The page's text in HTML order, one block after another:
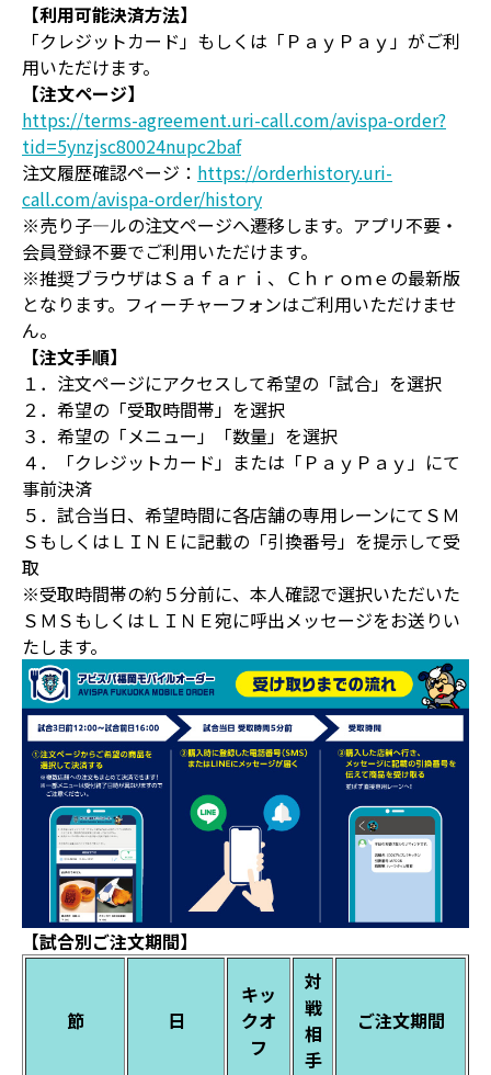
【利用可能決済方法】
「クレジットカード」もしくは「ＰａｙＰａｙ」がご利
用いただけます。
【注文ページ】
https://terms-agreement.uri-call.com/avispa-order?
tid=5ynzjsc80024nupc2baf
注文履歴確認ページ： https://orderhistory.uri-
call.com/avispa-order/history
※売り子―ルの注文ページへ遷移します。アプリ不要・
会員登録不要でご利用いただけます。
※推奨ブラウザはＳａｆａｒｉ、Ｃｈｒｏｍｅの最新版
となります。フィーチャーフォンはご利用いただけませ
ん。
【注文手順】
１．注文ページにアクセスして希望の「試合」を選択
２．希望の「受取時間帯」を選択
３．希望の「メニュー」「数量」を選択
４．「クレジットカード」または「ＰａｙＰａｙ」にて
事前決済
５．試合当日、希望時間に各店舗の専用レーンにてＳＭ
ＳもしくはＬＩＮＥに記載の「引換番号」を提示して受
取
※受取時間帯の約５分前に、本人確認で選択いただいた
ＳＭＳもしくはＬＩＮＥ宛に呼出メッセージをお送りい
たします。
【試合別ご注文期間】
節 日
キッ
クオ
フ
対
戦
相
手
ご注文期間